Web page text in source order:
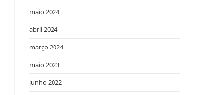
maio 2024
abril 2024
março 2024
maio 2023
junho 2022